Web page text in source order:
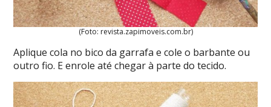
(Foto: revista.zapimoveis.com.br)
Aplique cola no bico da garrafa e cole o barbante ou
outro fio. E enrole até chegar à parte do tecido.